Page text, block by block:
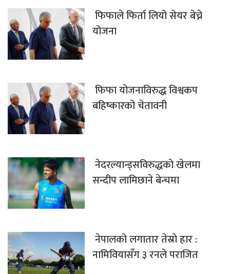
फिफाले फिर्ता लियो सेयर बेच्ने
योजना
फिफा योजनाविरुद्ध विश्वकप
बहिष्कारको चेतावनी
नेदरल्यान्ड्सविरुद्धको खेलमा
सन्दीप लामिछाने बेन्चमा
नेपालको लगातार तेस्रो हार :
नामिवियासँग ३ रनले पराजित